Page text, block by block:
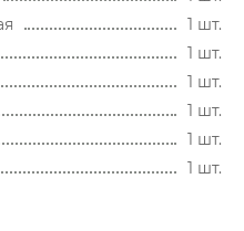
1 шт.
1 шт.
1 шт.
1 шт.
1 шт.
1 шт.